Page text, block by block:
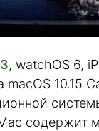
, watchOS 6,
macOS 10.15
содержит